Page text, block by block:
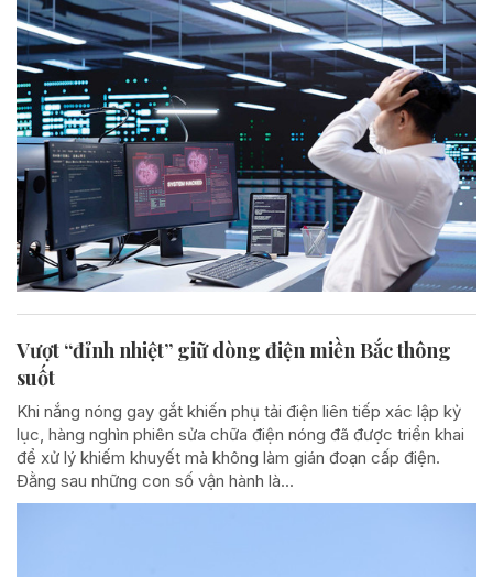
Vượt “đỉnh nhiệt” giữ dòng điện miền Bắc thông
suốt
Khi nắng nóng gay gắt khiến phụ tải điện liên tiếp xác lập kỷ
lục, hàng nghìn phiên sửa chữa điện nóng đã được triển khai
để xử lý khiếm khuyết mà không làm gián đoạn cấp điện.
Đằng sau những con số vận hành là...